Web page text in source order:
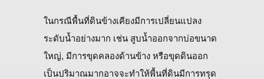
ในกรณีพื้นที่ดินข้างเคียงมีการเปลี่ยนแปลง
ระดับน้ำอย่างมาก เช่น สูบน้ำออกจากบ่อขนาด
ใหญ่, มีการขุดคลองด้านข้าง หรือขุดดินออก
เป็นปริมาณมากอาจจะทำให้พื้นที่ดินมีการทรุด